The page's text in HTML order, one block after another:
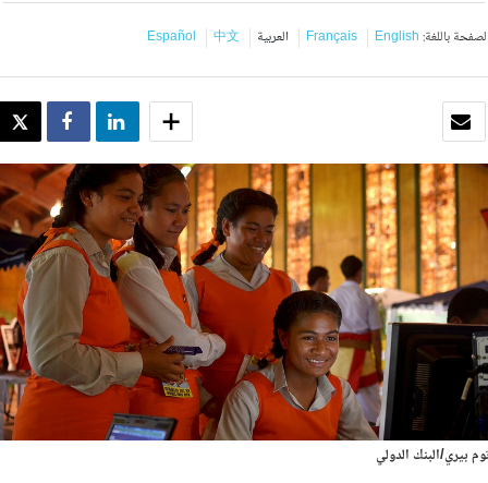
باللغة:English
Français العربية 中文
Español
SHARE SHARE
بيري/البنك الدولي